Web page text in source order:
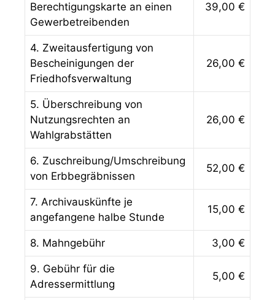
Berechtigungskarte an einen
Gewerbetreibenden
39,00 €
4. Zweitausfertigung von
Bescheinigungen der
Friedhofsverwaltung
26,00 €
5. Überschreibung von
Nutzungsrechten an
Wahlgrabstätten
26,00 €
6. Zuschreibung/Umschreibung
von Erbbegräbnissen
52,00 €
7. Archivauskünfte je
angefangene halbe Stunde
15,00 €
8. Mahngebühr 3,00 €
9. Gebühr für die
Adressermittlung
5,00 €